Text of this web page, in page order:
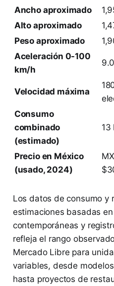
Ancho aproximado
Alto aproximado
Peso aproximado
Aceleración 0-100
km/h
Velocidad máxima
Consumo
combinado
(estimado)
13
Precio en México
(usado, 2024)
Los datos de consumo y
estimaciones basadas
contemporáneas y
refleja el rango
Mercado Libre para
variables, desde
hasta proyectos de